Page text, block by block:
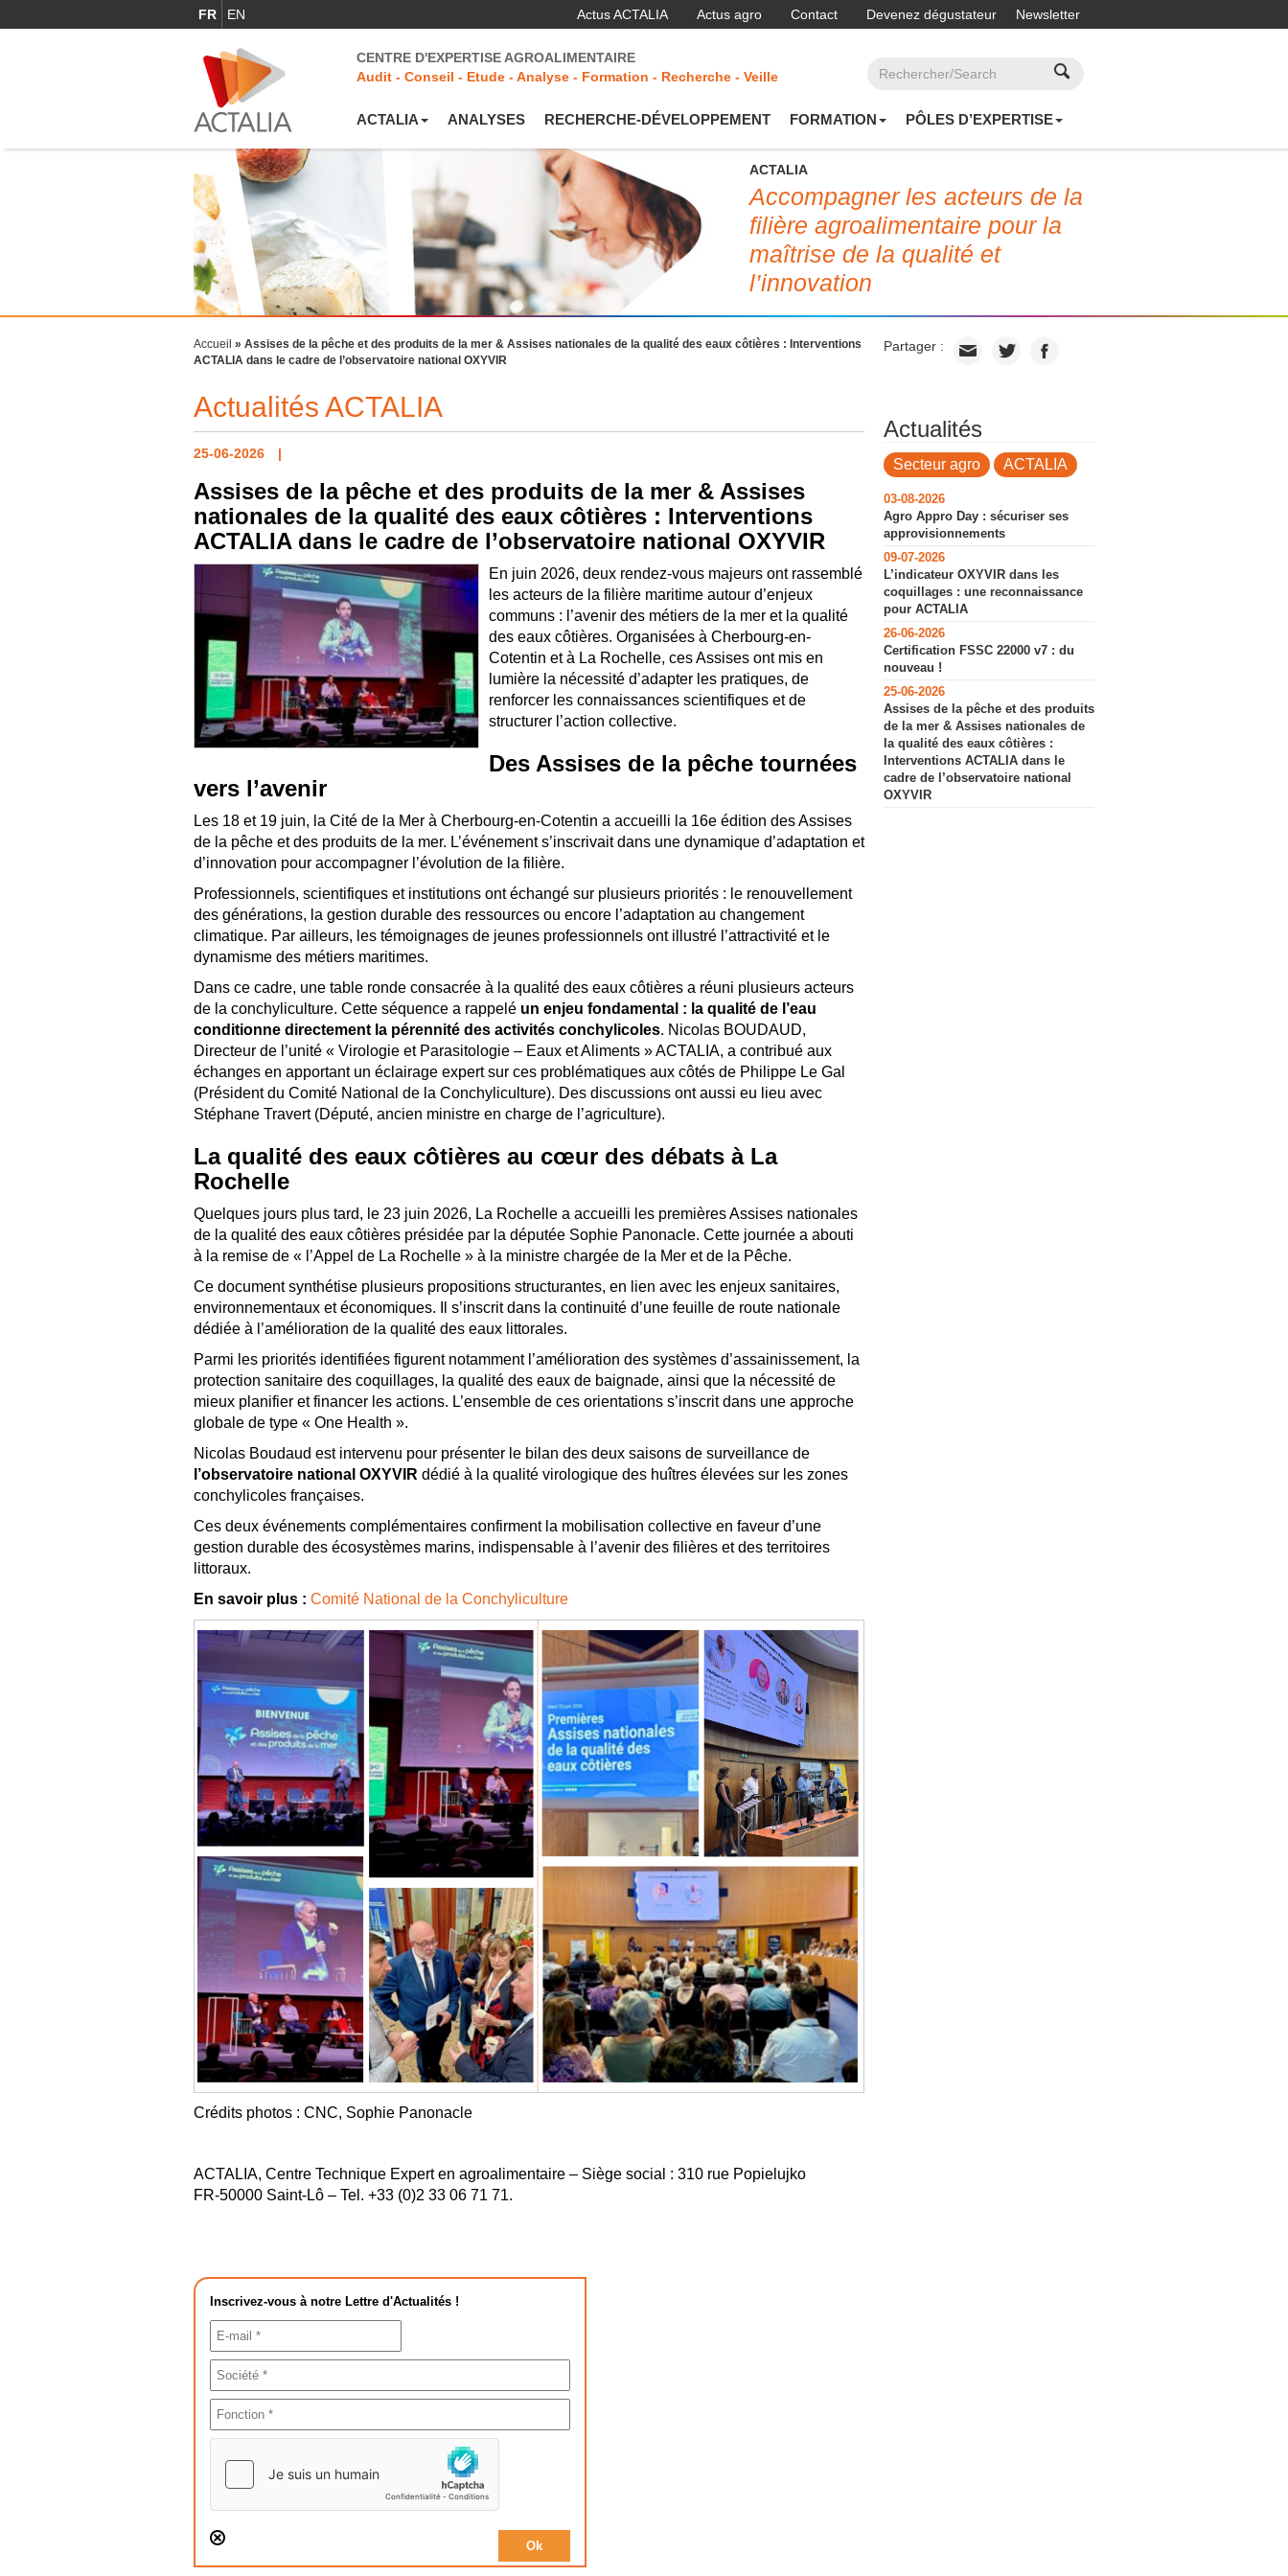
FR EN Newsletter
Actus ACTALIA Actus agro Contact Devenez dégustateur
CENTRE D'EXPERTISE AGROALIMENTAIRE
Audit - Conseil - Etude - Analyse - Formation - Recherche - Veille
ACTALIA ANALYSES RECHERCHE-DÉVELOPPEMENT FORMATION PÔLES D’EXPERTISE
ACTALIA
Accompagner les acteurs de la
filière agroalimentaire pour la
maîtrise de la qualité et
l’innovation
Accueil » Assises de la pêche et des produits de la mer & Assises nationales de la qualité des eaux côtières : Interventions
ACTALIA dans le cadre de l’observatoire national OXYVIR
Partager :
Actualités ACTALIA
25-06-2026
Assises de la pêche et des produits de la mer & Assises
nationales de la qualité des eaux côtières : Interventions
ACTALIA dans le cadre de l’observatoire national OXYVIR
En juin 2026, deux rendez-vous majeurs ont rassemblé
les acteurs de la filière maritime autour d’enjeux
communs : l’avenir des métiers de la mer et la qualité
des eaux côtières. Organisées à Cherbourg-en-
Cotentin et à La Rochelle, ces Assises ont mis en
lumière la nécessité d’adapter les pratiques, de
renforcer les connaissances scientifiques et de
structurer l’action collective.
Des Assises de la pêche tournées
vers l’avenir
Les 18 et 19 juin, la Cité de la Mer à Cherbourg-en-Cotentin a accueilli la 16e édition des Assises
de la pêche et des produits de la mer. L’événement s’inscrivait dans une dynamique d’adaptation et
d’innovation pour accompagner l’évolution de la filière.
Professionnels, scientifiques et institutions ont échangé sur plusieurs priorités : le renouvellement
des générations, la gestion durable des ressources ou encore l’adaptation au changement
climatique. Par ailleurs, les témoignages de jeunes professionnels ont illustré l’attractivité et le
dynamisme des métiers maritimes.
Dans ce cadre, une table ronde consacrée à la qualité des eaux côtières a réuni plusieurs acteurs
de la conchyliculture. Cette séquence a rappelé un enjeu fondamental : la qualité de l’eau
conditionne directement la pérennité des activités conchylicoles. Nicolas BOUDAUD,
Directeur de l’unité « Virologie et Parasitologie – Eaux et Aliments » ACTALIA, a contribué aux
échanges en apportant un éclairage expert sur ces problématiques aux côtés de Philippe Le Gal
(Président du Comité National de la Conchyliculture). Des discussions ont aussi eu lieu avec
Stéphane Travert (Député, ancien ministre en charge de l’agriculture).
La qualité des eaux côtières au cœur des débats à La
Rochelle
Quelques jours plus tard, le 23 juin 2026, La Rochelle a accueilli les premières Assises nationales
de la qualité des eaux côtières présidée par la députée Sophie Panonacle. Cette journée a abouti
à la remise de « l’Appel de La Rochelle » à la ministre chargée de la Mer et de la Pêche.
Ce document synthétise plusieurs propositions structurantes, en lien avec les enjeux sanitaires,
environnementaux et économiques. Il s’inscrit dans la continuité d’une feuille de route nationale
dédiée à l’amélioration de la qualité des eaux littorales.
Parmi les priorités identifiées figurent notamment l’amélioration des systèmes d’assainissement, la
protection sanitaire des coquillages, la qualité des eaux de baignade, ainsi que la nécessité de
mieux planifier et financer les actions. L’ensemble de ces orientations s’inscrit dans une approche
globale de type « One Health ».
Nicolas Boudaud est intervenu pour présenter le bilan des deux saisons de surveillance de
l’observatoire national OXYVIR dédié à la qualité virologique des huîtres élevées sur les zones
conchylicoles françaises.
Ces deux événements complémentaires confirment la mobilisation collective en faveur d’une
gestion durable des écosystèmes marins, indispensable à l’avenir des filières et des territoires
littoraux.
En savoir plus : Comité National de la Conchyliculture
Crédits photos : CNC, Sophie Panonacle
ACTALIA, Centre Technique Expert en agroalimentaire – Siège social : 310 rue Popielujko
FR‑50000 Saint‑Lô – Tel. +33 (0)2 33 06 71 71.
Inscrivez-vous à notre Lettre d'Actualités !
Actualités
Secteur agro ACTALIA
03-08-2026
Agro Appro Day : sécuriser ses
approvisionnements
09-07-2026
L’indicateur OXYVIR dans les
coquillages : une reconnaissance
pour ACTALIA
26-06-2026
Certification FSSC 22000 v7 : du
nouveau !
25-06-2026
Assises de la pêche et des produits
de la mer & Assises nationales de
la qualité des eaux côtières :
Interventions ACTALIA dans le
cadre de l’observatoire national
OXYVIR